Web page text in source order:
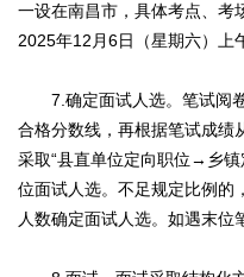
一设在南昌市，具体考点、考
2025年12月6日（星期六）上
7.确定面试人选。笔试阅卷
合格分数线，再根据笔试成绩
采取“县直单位定向职位→乡
位面试人选。不足规定比例的
人数确定面试人选。如遇末位